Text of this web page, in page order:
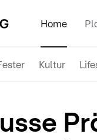
Home
Kultur